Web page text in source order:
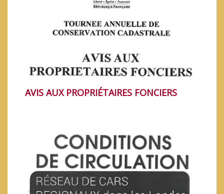
AVIS AUX PROPRIÉTAIRES FONCIERS
PANDÉMIE COVID-19